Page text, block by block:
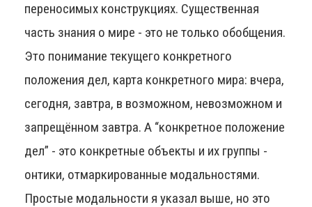
переносимых конструкциях. Существенная
часть знания о мире - это не только обобщения.
Это понимание текущего конкретного
положения дел, карта конкретного мира: вчера,
сегодня, завтра, в возможном, невозможном и
запрещённом завтра. А “конкретное положение
дел” - это конкретные объекты и их группы -
онтики, отмаркированные модальностями.
Простые модальности я указал выше, но это